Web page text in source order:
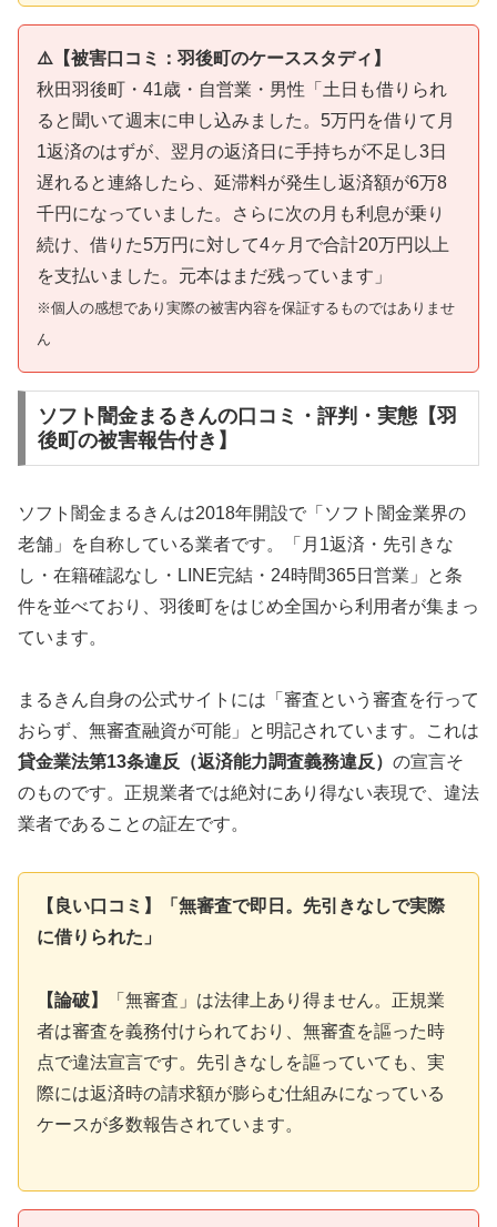
⚠️【被害口コミ：羽後町のケーススタディ】
秋田羽後町・41歳・自営業・男性「土日も借りられ
ると聞いて週末に申し込みました。5万円を借りて月
1返済のはずが、翌月の返済日に手持ちが不足し3日
遅れると連絡したら、延滞料が発生し返済額が6万8
千円になっていました。さらに次の月も利息が乗り
続け、借りた5万円に対して4ヶ月で合計20万円以上
を支払いました。元本はまだ残っています」
※個人の感想であり実際の被害内容を保証するものではありませ
ん
ソフト闇金まるきんの口コミ・評判・実態【羽
後町の被害報告付き】
ソフト闇金まるきんは2018年開設で「ソフト闇金業界の
老舗」を自称している業者です。「月1返済・先引きな
し・在籍確認なし・LINE完結・24時間365日営業」と条
件を並べており、羽後町をはじめ全国から利用者が集まっ
ています。
まるきん自身の公式サイトには「審査という審査を行って
おらず、無審査融資が可能」と明記されています。これは
貸金業法第13条違反（返済能力調査義務違反） の宣言そ
のものです。正規業者では絶対にあり得ない表現で、違法
業者であることの証左です。
【良い口コミ】「無審査で即日。先引きなしで実際
に借りられた」
【論破】
「無審査」は法律上あり得ません。正規業
者は審査を義務付けられており、無審査を謳った時
点で違法宣言です。先引きなしを謳っていても、実
際には返済時の請求額が膨らむ仕組みになっている
ケースが多数報告されています。